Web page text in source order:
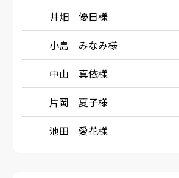
井畑 優日様
小島 みなみ様
中山 真依様
片岡 夏子様
池田 愛花様